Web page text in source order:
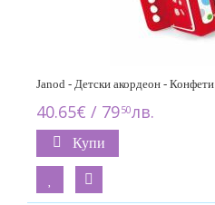
Janod - Детски акордеон - Конфети
40.65€ / 7950лв.
Купи